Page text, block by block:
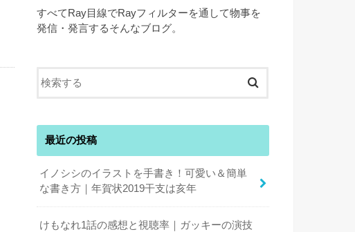
すべてRay目線でRayフィルターを通して物事を
発信・発言するそんなブログ。
最近の投稿
イノシシのイラストを手書き！可愛い＆簡単
な書き方｜年賀状2019干支は亥年
けもなれ1話の感想と視聴率｜ガッキーの演技